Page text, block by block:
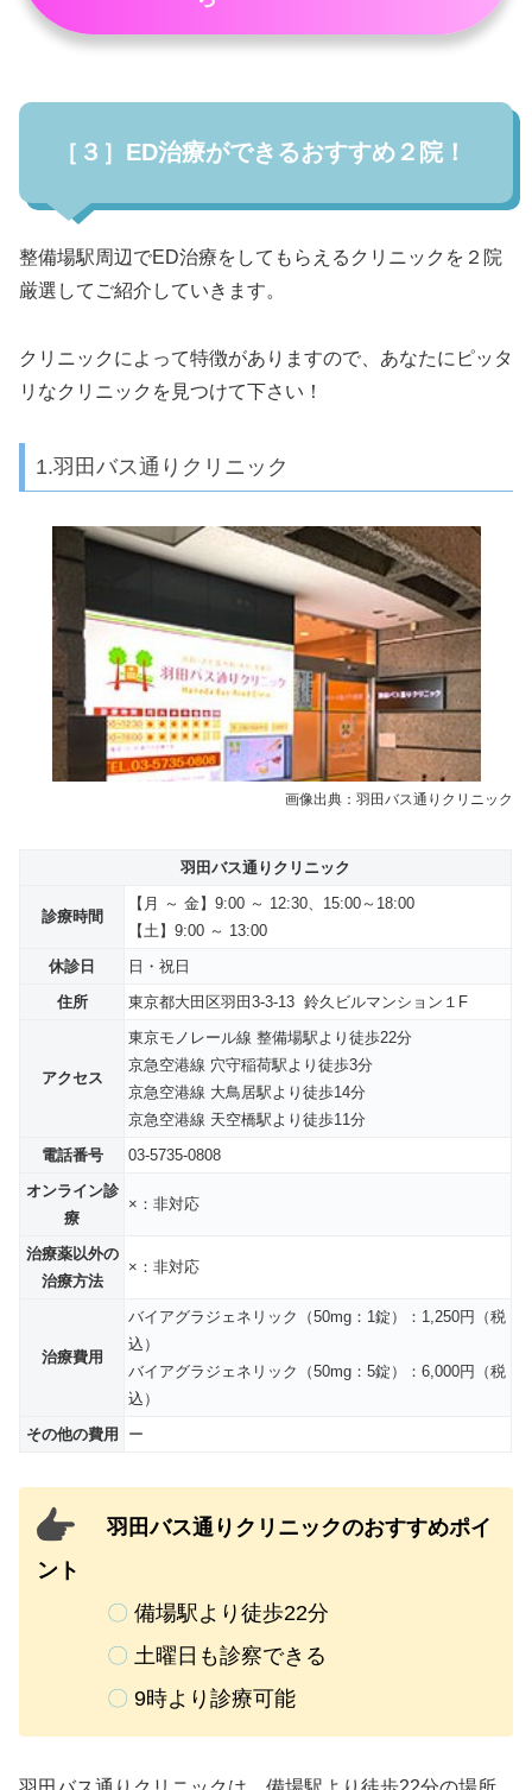
［３］ED治療ができるおすすめ２院！
整備場駅周辺でED治療をしてもらえるクリニックを２院
厳選してご紹介していきます。
クリニックによって特徴がありますので、あなたにピッタ
リなクリニックを見つけて下さい！
1.羽田バス通りクリニック
画像出典：羽田バス通りクリニック
羽田バス通りクリニック
診療時間
【月 ～ 金】9:00 ～ 12:30、15:00～18:00
【土】9:00 ～ 13:00
休診日
日・祝日
住所
東京都大田区羽田3-3-13 鈴久ビルマンション１F
アクセス
東京モノレール線 整備場駅より徒歩22分
京急空港線 穴守稲荷駅より徒歩3分
京急空港線 大鳥居駅より徒歩14分
京急空港線 天空橋駅より徒歩11分
電話番号
03-5735-0808
オンライン診
療
×：非対応
治療薬以外の
治療方法
×：非対応
治療費用
バイアグラジェネリック（50mg：1錠）：1,250円（税
込）
バイアグラジェネリック（50mg：5錠）：6,000円（税
込）
その他の費用
ー
羽田バス通りクリニックのおすすめポイ
ント
〇 備場駅より徒歩22分
〇 土曜日も診察できる
〇 9時より診療可能